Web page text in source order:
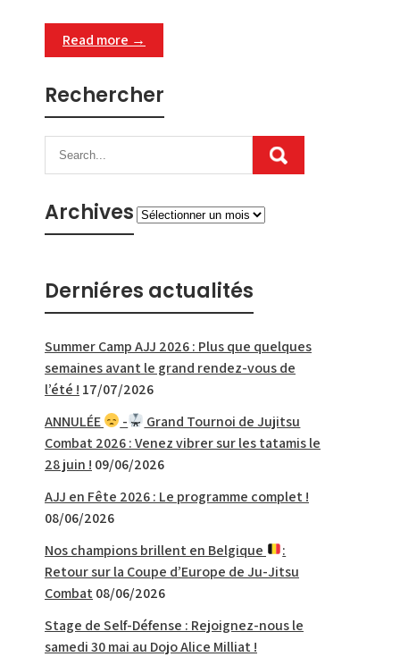
Read more →
Rechercher
ArchivesArchives
Derniéres actualités
Summer Camp AJJ 2026 : Plus que quelques
semaines avant le grand rendez-vous de
l’été ! 17/07/2026
ANNULÉE
-
Grand Tournoi de Jujitsu
Combat 2026 : Venez vibrer sur les tatamis le
28 juin ! 09/06/2026
AJJ en Fête 2026 : Le programme complet !
08/06/2026
Nos champions brillent en Belgique
:
Retour sur la Coupe d’Europe de Ju-Jitsu
Combat 08/06/2026
Stage de Self-Défense : Rejoignez-nous le
samedi 30 mai au Dojo Alice Milliat !